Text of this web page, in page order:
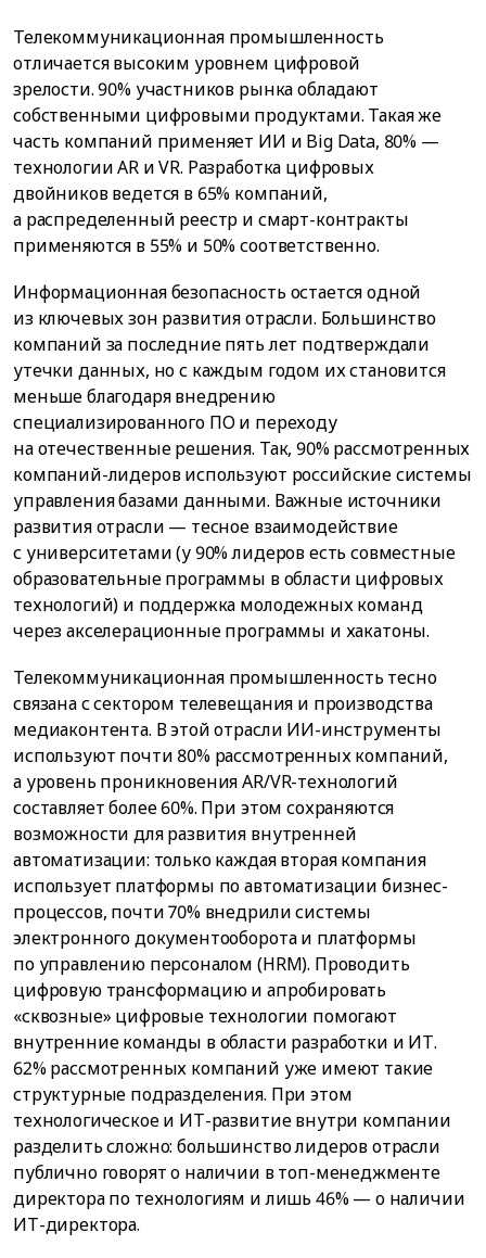
Телекоммуникационная промышленность
отличается высоким уровнем цифровой
зрелости. 90% участников рынка обладают
собственными цифровыми продуктами. Такая же
часть компаний применяет ИИ и Big Data, 80% —
технологии AR и VR. Разработка цифровых
двойников ведется в 65% компаний,
а распределенный реестр и смарт-контракты
применяются в 55% и 50% соответственно.
Информационная безопасность остается одной
из ключевых зон развития отрасли. Большинство
компаний за последние пять лет подтверждали
утечки данных, но с каждым годом их становится
меньше благодаря внедрению
специализированного ПО и переходу
на отечественные решения. Так, 90% рассмотренных
компаний-лидеров используют российские системы
управления базами данными. Важные источники
развития отрасли — тесное взаимодействие
с университетами (у 90% лидеров есть совместные
образовательные программы в области цифровых
технологий) и поддержка молодежных команд
через акселерационные программы и хакатоны.
Телекоммуникационная промышленность тесно
связана с сектором телевещания и производства
медиаконтента. В этой отрасли ИИ-инструменты
используют почти 80% рассмотренных компаний,
а уровень проникновения AR/VR-технологий
составляет более 60%. При этом сохраняются
возможности для развития внутренней
автоматизации: только каждая вторая компания
использует платформы по автоматизации бизнес-
процессов, почти 70% внедрили системы
электронного документооборота и платформы
по управлению персоналом (HRM). Проводить
цифровую трансформацию и апробировать
«сквозные» цифровые технологии помогают
внутренние команды в области разработки и ИТ.
62% рассмотренных компаний уже имеют такие
структурные подразделения. При этом
технологическое и ИТ-развитие внутри компании
разделить сложно: большинство лидеров отрасли
публично говорят о наличии в топ-менеджменте
директора по технологиям и лишь 46% — о наличии
ИТ-директора.